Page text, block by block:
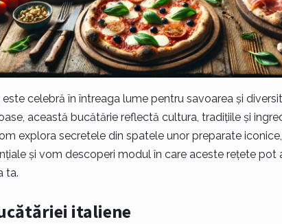
este celebră în întreaga lume pentru savoarea și
această bucătărie reflectă cultura, tradițiile și
explora secretele din spatele unor preparate
și vom descoperi modul în care aceste rețete pot
ta.
italiene